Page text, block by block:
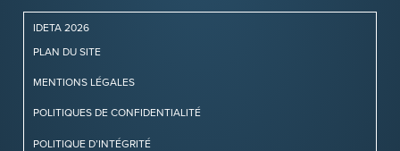
IDETA 2026
PLAN DU SITE
MENTIONS LÉGALES
POLITIQUES DE CONFIDENTIALITÉ
POLITIQUE D’INTÉGRITÉ